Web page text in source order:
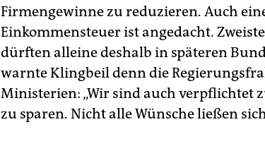
Firmengewinne zu reduzieren. Auch
Einkommensteuer ist angedacht.
dürften alleine deshalb in späteren
warnte Klingbeil denn die
Ministerien: „Wir sind auch verpflichtet
zu sparen. Nicht alle Wünsche ließen